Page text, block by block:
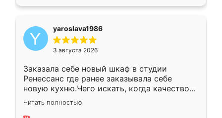
yaroslava1986
3 августа 2026
Заказала себе новый шкаф в студии
Ренессанс где ранее заказывала себе
новую кухню.Чего искать, когда качеством
вполне довольна. Служит кухня уже почти
два года, нареканий нет.
Читать полностью